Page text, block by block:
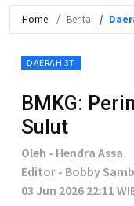
Home Berita
DAERAH 3T
BMKG:
Sulut
Oleh - Hendra Assa
Editor - Bobby
03 Jun 2026 22:11